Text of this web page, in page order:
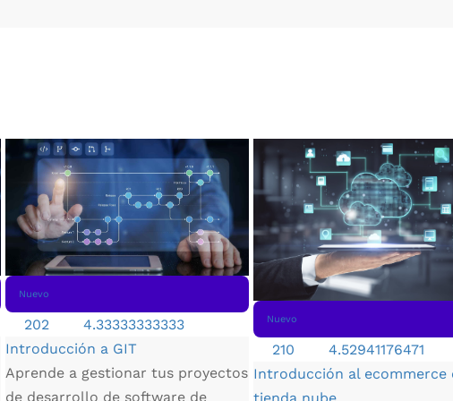
Nuevo
202
4.33333333333
Introducción a GIT
Aprende a gestionar tus proyectos
de desarrollo de software de
Nuevo
210
4.52941176471
Introducción al ecommerce